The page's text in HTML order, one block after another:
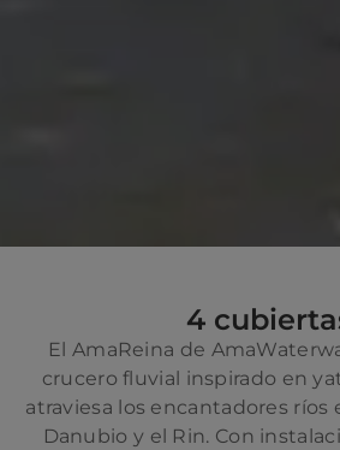
4
El AmaReina de
crucero fluvial inspirado en
atraviesa los encantadores ríos
Danubio y el Rin. Con